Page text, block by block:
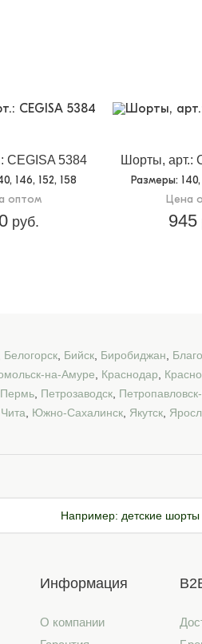
CEGISA 5384
146, 152, 158
оптом
руб.
Шорты, арт.:
Размеры:
Цена
945
Белогорск Бийск Биробиджан
на-Амуре Краснодар
Пермь Петрозаводск
Чита Южно-Сахалинск Якутск
Например: детские шорты
Информация
О компании